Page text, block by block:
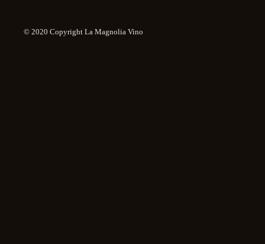
© 2020 Copyright La Magnolia Vino